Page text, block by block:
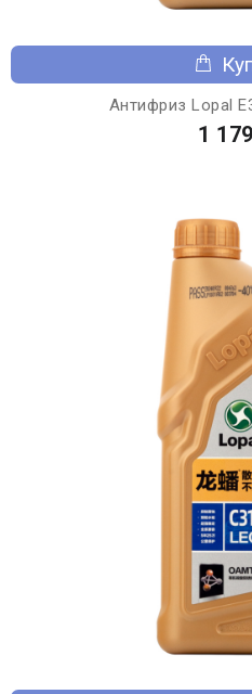
Антифриз Lopal
1 179